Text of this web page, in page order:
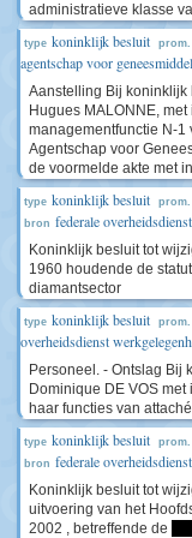
administratieve klasse
type koninklijk besluit prom.
agentschap voor
Aanstelling Bij
Hugues MALONNE,
managementfunctie N-1
Agentschap voor
de voormelde akte met
type koninklijk besluit prom.
bron federale
Koninklijk besluit tot
1960 houdende de
diamantsector
type koninklijk besluit prom.
overheidsdienst
Personeel. - Ontslag Bij
Dominique DE VOS
haar functies van
type koninklijk besluit prom.
bron federale
Koninklijk besluit tot
uitvoering van het
2002 , betreffende de